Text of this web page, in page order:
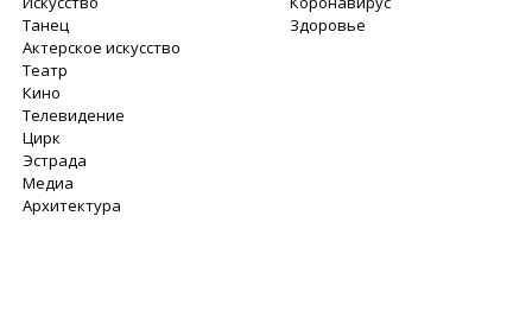
Танец
Актерское искусство
Театр
Кино
Телевидение
Цирк
Эстрада
Медиа
Архитектура
Здоровье